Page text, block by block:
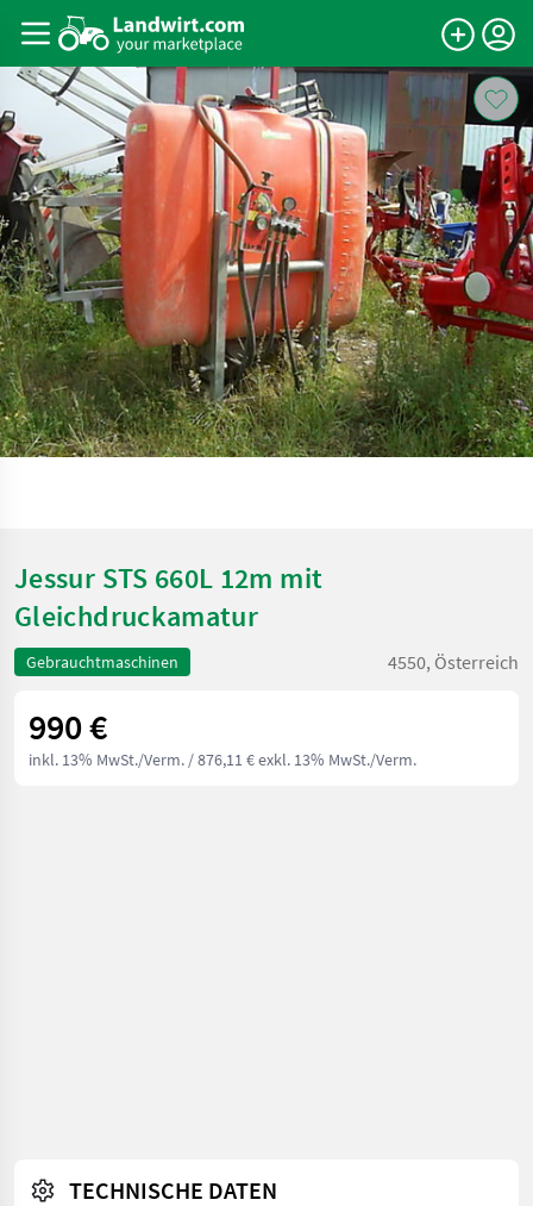
Jessur STS 660L 12m mit
Gleichdruckamatur
Gebrauchtmaschinen 4550, Österreich
990 €
inkl. 13% MwSt./Verm. / 876,11 € exkl. 13% MwSt./Verm.
TECHNISCHE DATEN